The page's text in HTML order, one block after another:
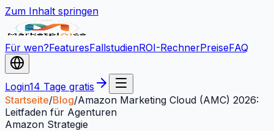
Zum Inhalt springen
Für wen?FeaturesFallstudienROI-RechnerPreiseFAQ
Login14 Tage gratis
Startseite/Blog/Amazon Marketing Cloud (AMC) 2026:
Leitfaden für Agenturen
Amazon Strategie